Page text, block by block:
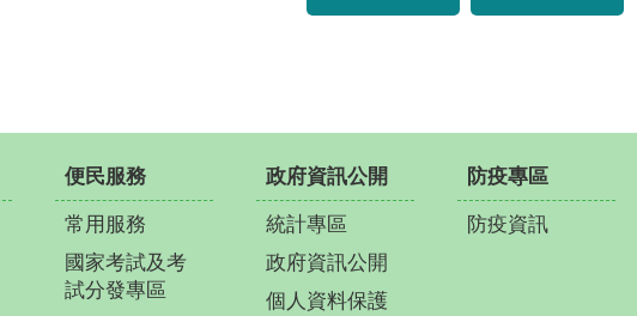
便民服務
常用服務
國家考試及考
試分發專區
政府資訊公開
統計專區
政府資訊公開
個人資料保護
防疫專區
防疫資訊